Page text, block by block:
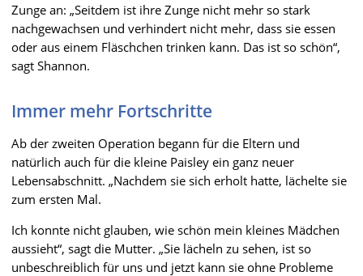
Zunge an: „Seitdem ist ihre Zunge nicht mehr so stark
nachgewachsen und verhindert nicht mehr, dass sie essen
oder aus einem Fläschchen trinken kann. Das ist so schön“,
sagt Shannon.
Immer mehr Fortschritte
Ab der zweiten Operation begann für die Eltern und
natürlich auch für die kleine Paisley ein ganz neuer
Lebensabschnitt. „Nachdem sie sich erholt hatte, lächelte sie
zum ersten Mal.
Ich konnte nicht glauben, wie schön mein kleines Mädchen
aussieht“, sagt die Mutter. „Sie lächeln zu sehen, ist so
unbeschreiblich für uns und jetzt kann sie ohne Probleme